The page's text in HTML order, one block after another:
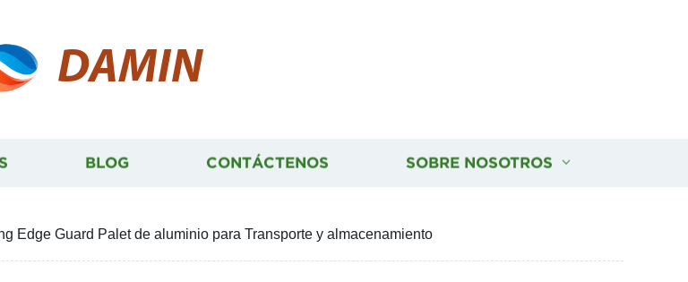
DAMIN
BLOG CONTÁCTENOS SOBRE NOSOTROS
Edge Guard Palet de aluminio para Transporte y almacenamiento